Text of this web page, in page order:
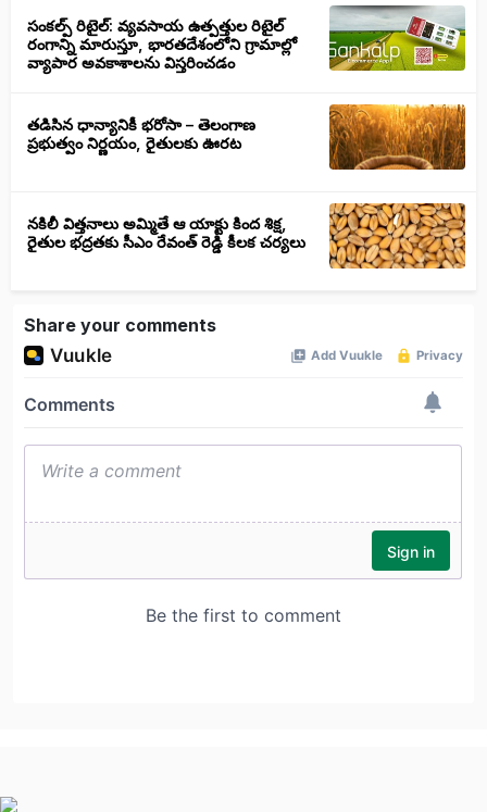
సంకల్ప్ రిటైల్: వ్యవసాయ ఉత్పత్తుల రిటైల్
రంగాన్ని మారుస్తూ, భారతదేశంలోని గ్రామాల్లో
వ్యాపార అవకాశాలను విస్తరించడం
తడిసిన ధాన్యానికీ భరోసా – తెలంగాణ
ప్రభుత్వం నిర్ణయం, రైతులకు ఊరట
నకిలీ విత్తనాలు అమ్మితే ఆ యాక్టు కింద శిక్ష,
రైతుల భద్రతకు సీఎం రేవంత్ రెడ్డి కీలక చర్యలు
Share your comments